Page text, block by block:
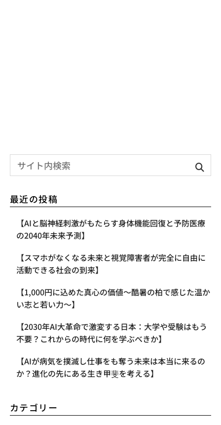
最近の投稿
【AIと脳神経刺激がもたらす身体機能回復と予防医療
の2040年未来予測】
【スマホがなくなる未来と視覚障害者が完全に自由に
活動できる社会の到来】
【1,000円に込めた真心の価値〜酷暑の柏で感じた温か
い志と若い力〜】
【2030年AI大革命で激変する日本：大学や受験はもう
不要？これからの時代に何を学ぶべきか】
【AIが病気を撲滅し仕事をも奪う未来は本当に来るの
か？進化の先にある生き甲斐を考える】
カテゴリー